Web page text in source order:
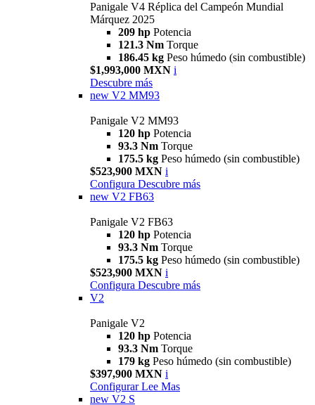
Panigale V4 Réplica del Campeón Mundial
Márquez 2025
209 hp Potencia
121.3 Nm Torque
186.45 kg Peso húmedo (sin combustible)
$1,993,000 MXN i
Descubre más
new V2 MM93
Panigale V2 MM93
120 hp Potencia
93.3 Nm Torque
175.5 kg Peso húmedo (sin combustible)
$523,900 MXN i
Configura Descubre más
new V2 FB63
Panigale V2 FB63
120 hp Potencia
93.3 Nm Torque
175.5 kg Peso húmedo (sin combustible)
$523,900 MXN i
Configura Descubre más
V2
Panigale V2
120 hp Potencia
93.3 Nm Torque
179 kg Peso húmedo (sin combustible)
$397,900 MXN i
Configurar Lee Mas
new V2 S